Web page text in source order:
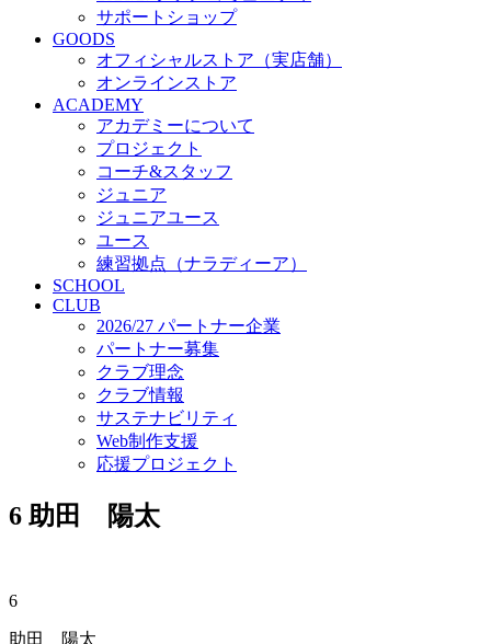
クラブ情報
サステナビリティ
Web制作支援
応援プロジェクト
サポートショップ
GOODS
オフィシャルストア（実店舗）
オンラインストア
ACADEMY
アカデミーについて
プロジェクト
コーチ&スタッフ
ジュニア
ジュニアユース
ユース
練習拠点（ナラディーア）
SCHOOL
CLUB
2026/27 パートナー企業
パートナー募集
クラブ理念
クラブ情報
サステナビリティ
Web制作支援
応援プロジェクト
6 助田 陽太
6
助田 陽太